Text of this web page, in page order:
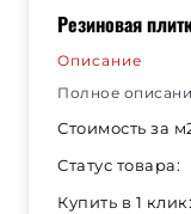
Резиновая
Описание
Полное
Стоимость за
Статус товара:
Купить в 1 клик: